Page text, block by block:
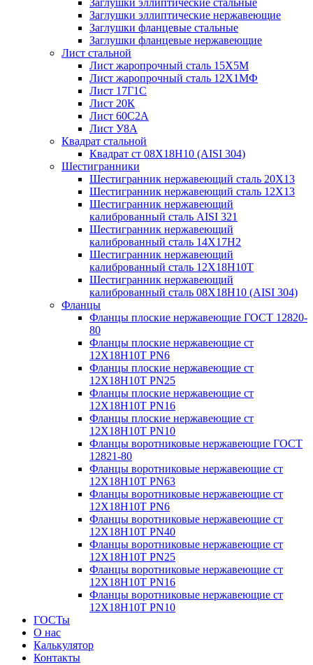
Заглушки эллиптические стальные
Заглушки эллиптические нержавеющие
Заглушки фланцевые стальные
Заглушки фланцевые нержавеющие
Лист стальной
Лист жаропрочный сталь 15Х5М
Лист жаропрочный сталь 12Х1МФ
Лист 17Г1С
Лист 20К
Лист 60С2А
Лист У8А
Квадрат стальной
Квадрат ст 08Х18Н10 (AISI 304)
Шестигранники
Шестигранник нержавеющий сталь 20Х13
Шестигранник нержавеющий сталь 12Х13
Шестигранник нержавеющий
калиброванный сталь AISI 321
Шестигранник нержавеющий
калиброванный сталь 14Х17Н2
Шестигранник нержавеющий
калиброванный сталь 12Х18Н10Т
Шестигранник нержавеющий
калиброванный сталь 08Х18Н10 (AISI 304)
Фланцы
Фланцы плоские нержавеющие ГОСТ 12820-
80
Фланцы плоские нержавеющие ст
12Х18Н10Т PN6
Фланцы плоские нержавеющие ст
12Х18Н10Т PN25
Фланцы плоские нержавеющие ст
12Х18Н10Т PN16
Фланцы плоские нержавеющие ст
12Х18Н10Т PN10
Фланцы воротниковые нержавеющие ГОСТ
12821-80
Фланцы воротниковые нержавеющие ст
12Х18Н10Т PN63
Фланцы воротниковые нержавеющие ст
12Х18Н10Т PN6
Фланцы воротниковые нержавеющие ст
12Х18Н10Т PN40
Фланцы воротниковые нержавеющие ст
12Х18Н10Т PN25
Фланцы воротниковые нержавеющие ст
12Х18Н10Т PN16
Фланцы воротниковые нержавеющие ст
12Х18Н10Т PN10
ГОСТы
О нас
Калькулятор
Контакты